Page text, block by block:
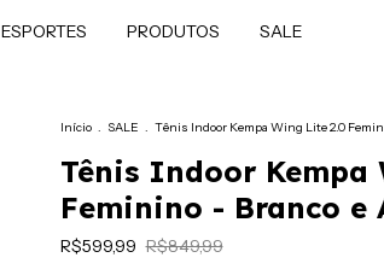
ESPORTES PRODUTOS SALE
Início . SALE . Tênis Indoor Kempa Wing Lite 2.0
Tênis Indoor Kempa
Feminino - Branco e
R$599,99 R$849,99